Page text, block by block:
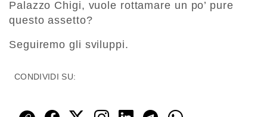
Palazzo Chigi, vuole rottamare un po’ pure
questo assetto?
Seguiremo gli sviluppi.
CONDIVIDI SU: